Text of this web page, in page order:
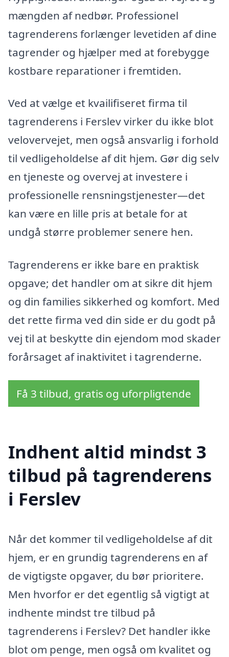
mængden af nedbør. Professionel
tagrenderens forlænger levetiden af dine
tagrender og hjælper med at forebygge
kostbare reparationer i fremtiden.
Ved at vælge et kvailifiseret firma til
tagrenderens i Ferslev virker du ikke blot
velovervejet, men også ansvarlig i forhold
til vedligeholdelse af dit hjem. Gør dig selv
en tjeneste og overvej at investere i
professionelle rensningstjenester—det
kan være en lille pris at betale for at
undgå større problemer senere hen.
Tagrenderens er ikke bare en praktisk
opgave; det handler om at sikre dit hjem
og din families sikkerhed og komfort. Med
det rette firma ved din side er du godt på
vej til at beskytte din ejendom mod skader
forårsaget af inaktivitet i tagrenderne.
Få 3 tilbud, gratis og uforpligtende
Indhent altid mindst 3
tilbud på tagrenderens
i Ferslev
Når det kommer til vedligeholdelse af dit
hjem, er en grundig tagrenderens en af
de vigtigste opgaver, du bør prioritere.
Men hvorfor er det egentlig så vigtigt at
indhente mindst tre tilbud på
tagrenderens i Ferslev? Det handler ikke
blot om penge, men også om kvalitet og